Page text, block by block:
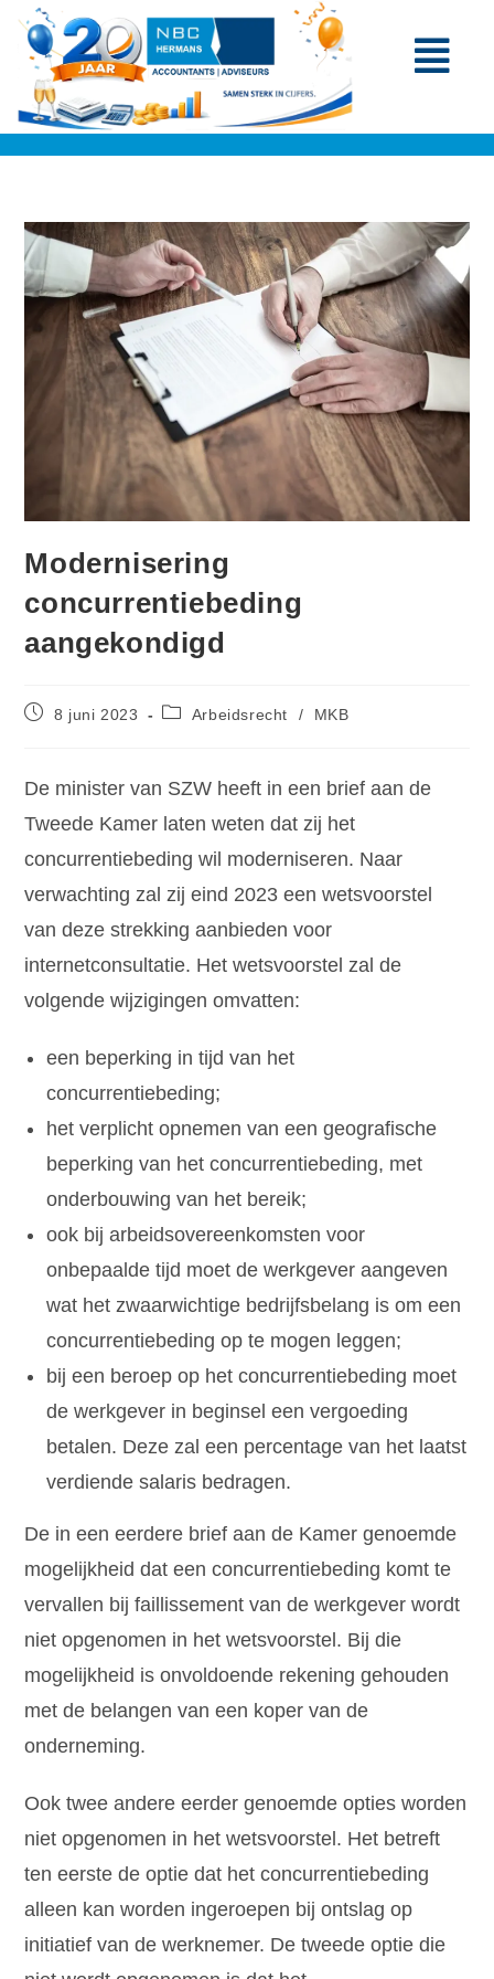
Modernisering
concurrentiebeding
aangekondigd
8 juni 2023 Arbeidsrecht / MKB
De minister van SZW heeft in een brief aan de
Tweede Kamer laten weten dat zij het
concurrentiebeding wil moderniseren. Naar
verwachting zal zij eind 2023 een wetsvoorstel
van deze strekking aanbieden voor
internetconsultatie. Het wetsvoorstel zal de
volgende wijzigingen omvatten:
een beperking in tijd van het
concurrentiebeding;
het verplicht opnemen van een geografische
beperking van het concurrentiebeding, met
onderbouwing van het bereik;
ook bij arbeidsovereenkomsten voor
onbepaalde tijd moet de werkgever aangeven
wat het zwaarwichtige bedrijfsbelang is om een
concurrentiebeding op te mogen leggen;
bij een beroep op het concurrentiebeding moet
de werkgever in beginsel een vergoeding
betalen. Deze zal een percentage van het laatst
verdiende salaris bedragen.
De in een eerdere brief aan de Kamer genoemde
mogelijkheid dat een concurrentiebeding komt te
vervallen bij faillissement van de werkgever wordt
niet opgenomen in het wetsvoorstel. Bij die
mogelijkheid is onvoldoende rekening gehouden
met de belangen van een koper van de
onderneming.
Ook twee andere eerder genoemde opties worden
niet opgenomen in het wetsvoorstel. Het betreft
ten eerste de optie dat het concurrentiebeding
alleen kan worden ingeroepen bij ontslag op
initiatief van de werknemer. De tweede optie die